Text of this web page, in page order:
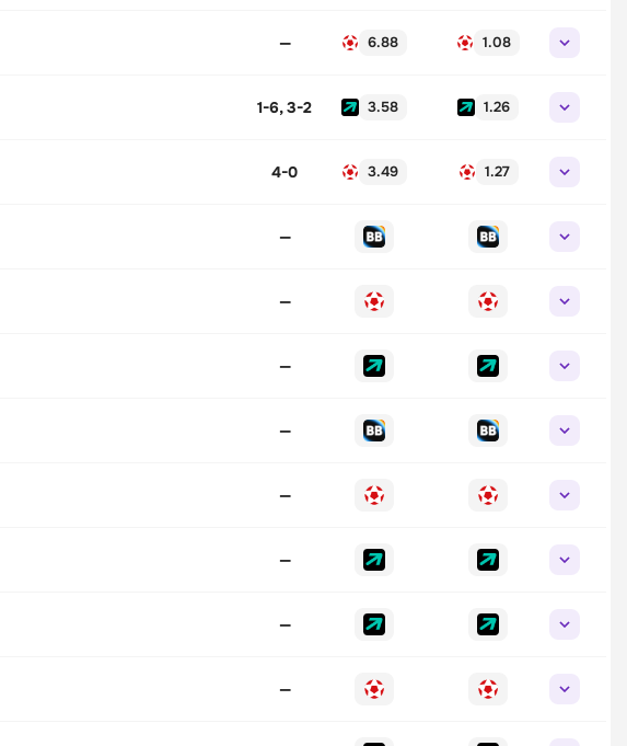
— 6.88 1.08
1-6, 3-2 3.58 1.26
4-0 3.49 1.27
—
—
—
—
—
—
—
—